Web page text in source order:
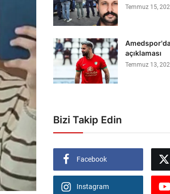
Temmuz 15,
açıklaması
Temmuz 13,
Bizi Takip Edin
Facebook
Instagram